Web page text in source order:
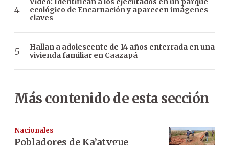
ecológico de Encarnación y aparecen imágenes
claves
Hallan a adolescente de 14 años enterrada en una
vivienda familiar en Caazapá
Más contenido de esta sección
Nacionales
Pobladores de Ka’atygue